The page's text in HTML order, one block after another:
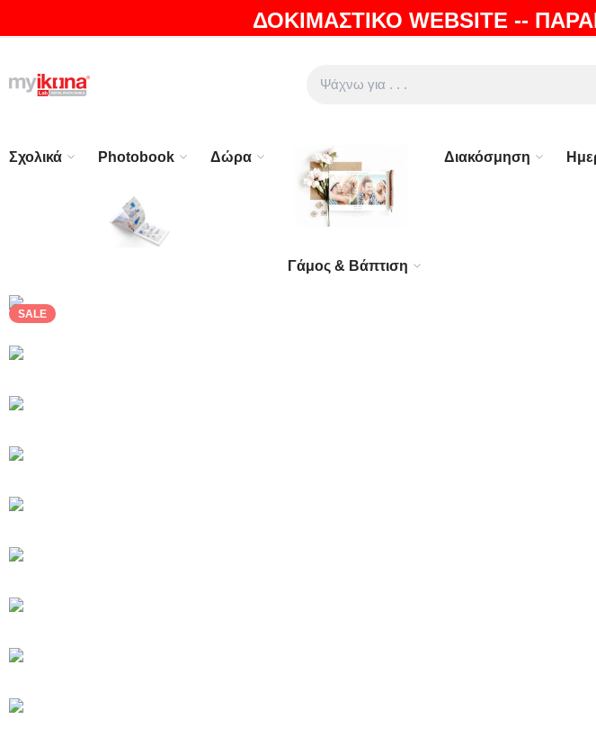
ΔΟΚΙΜΑΣΤΙΚΟ WEBSITE --
ΘΑ ΛΑΤΡΕΨΕΤΕ ΤΑ ΠΡΟΪΟΝΤΑ ΜΑΣ | EXPRESS ΑΠΟΣΤΟΛΗ | 100% ΕΓΓΥΗΣΗ
Σχολικά Photobook Δώρα
Γάμος & Βάπτιση
Διακόσμηση
SALE